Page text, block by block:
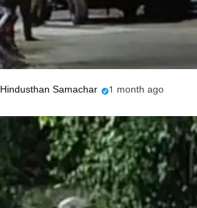
Hindusthan Samachar 1 month ago